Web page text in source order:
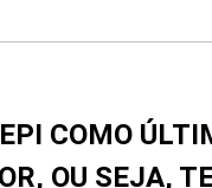
COMO
OU SEJA,